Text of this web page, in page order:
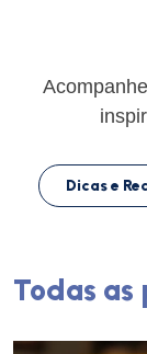
Dicas e
Todas as